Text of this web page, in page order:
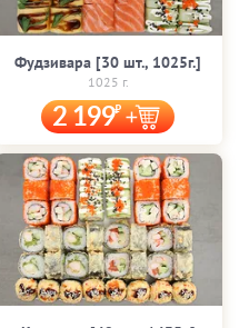
Фудзивара [30 шт., 1025г.]
1025 г.
2 199